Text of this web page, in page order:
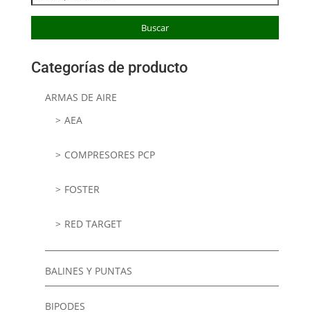
por:
Buscar
Categorías de producto
ARMAS DE AIRE
AEA
COMPRESORES PCP
FOSTER
RED TARGET
BALINES Y PUNTAS
BIPODES